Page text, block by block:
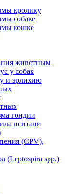
кролику
собаке
кошке
животным
у собак
и эрлихию
гондии
пситаци
(CPV),
(Leptospira spp.)